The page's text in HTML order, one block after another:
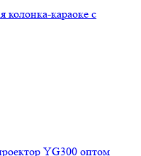
колонка-караоке с
YG300 оптом